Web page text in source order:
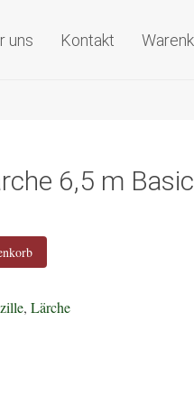
uns Kontakt
6,5 m Basic
,Lärche